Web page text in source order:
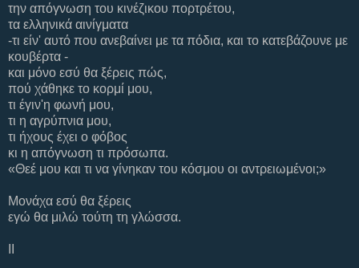
την απόγνωση του κινέζικου πορτρέτου,
τα ελληνικά αινίγματα
-τι είν' αυτό που ανεβαίνει με τα πόδια, και το κατεβάζουνε με
κουβέρτα -
και μόνο εσύ θα ξέρεις πώς,
πού χάθηκε το κορμί μου,
τι έγιν'η φωνή μου,
τι η αγρύπνια μου,
τι ήχους έχει ο φόβος
κι η απόγνωση τι πρόσωπα.
«Θεέ μου και τι να γίνηκαν του κόσμου οι αντρειωμένοι;»
Μονάχα εσύ θα ξέρεις
εγώ θα μιλώ τούτη τη γλώσσα.